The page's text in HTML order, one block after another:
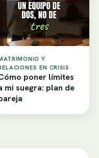
Y
EN CRISIS
poner límites
mi suegra: plan de